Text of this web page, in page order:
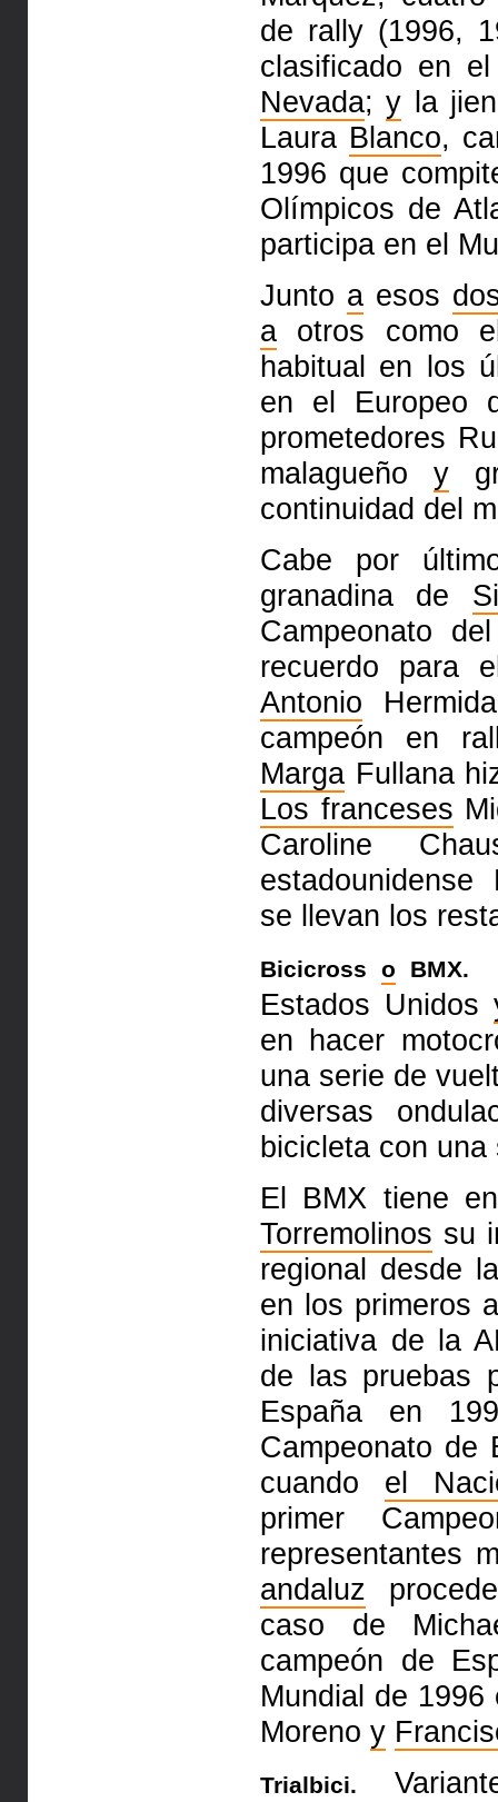
de rally (1996,
clasificado en
Nevada;y la
Laura Blanco,
1996 que
Olímpicos de
participa en el
Junto aesos
a otros como
habitual en los
en el Europeo
prometedores
malagueñoy
continuidad del
Cabe por
granadina de
Campeonato
recuerdo para
Antonio
campeón en
Marga Fullana
Los franceses
Caroline
se llevan los
Bicicross o BMX.
Estados Unidos
en hacer
una serie de
diversas
bicicleta con una
El BMX tiene
Torremolinos su
regional desde
en los primeros
iniciativa de la
de las pruebas
España en
Campeonato de
cuando el
primer
representantes
andaluz
caso de
campeón de
Mundial de
Moreno y
Trialbici.